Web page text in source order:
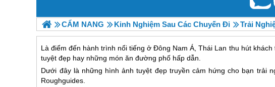
CẨM NANG Kinh Nghiệm Sau Các Chuyến Đi Trải
Là điểm đến hành trình nổi tiếng ở Đông Nam Á, Thái Lan thu hút
tuyệt đẹp hay những món ăn đường phố hấp dẫn.
Dưới đây là những hình ảnh tuyệt đẹp truyền cảm hứng cho bạn trải
Roughguides.